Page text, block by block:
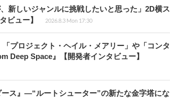
新しいジャンルに挑戦したいと思った」2D横ス
ビュー】
2026.8.3 Mon 17:30
プロジェクト・ヘイル・メアリー」や「コンタ
Deep Space』【開発者インタビュー】
ス』―“ルートシューター”の新たな金字塔にな